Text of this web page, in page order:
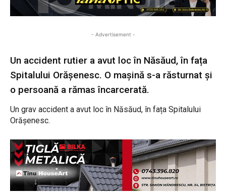
- Advertisement -
Un accident rutier a avut loc în Năsăud, în fața
Spitalului Orășenesc. O mașină s-a răsturnat și
o persoană a rămas încarcerată.
Un grav accident a avut loc în Năsăud, în fața Spitalului
Orășenesc.